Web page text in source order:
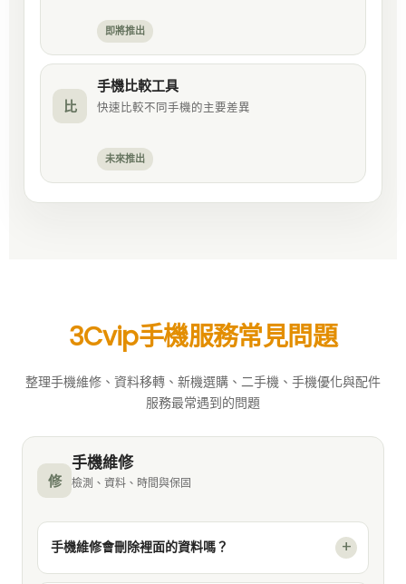
即將推出
比
手機比較工具
快速比較不同手機的主要差異
未來推出
3Cvip手機服務常見問題
整理手機維修、資料移轉、新機選購、二手機、手機優化與配件
服務最常遇到的問題
修
手機維修
檢測、資料、時間與保固
手機維修會刪除裡面的資料嗎？